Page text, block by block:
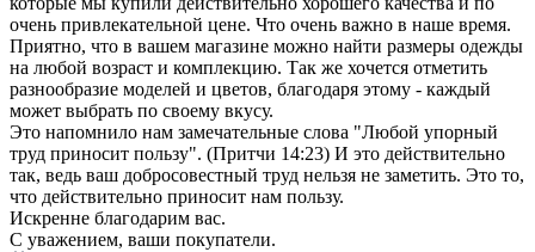
очень привлекательной цене. Что очень важно в наше время.
Приятно, что в вашем магазине можно найти размеры одежды
на любой возраст и комплекцию. Так же хочется отметить
разнообразие моделей и цветов, благодаря этому - каждый
может выбрать по своему вкусу.
Это напомнило нам замечательные слова "Любой упорный
труд приносит пользу". (Притчи 14:23) И это действительно
так, ведь ваш добросовестный труд нельзя не заметить. Это то,
что действительно приносит нам пользу.
Искренне благодарим вас.
С уважением, ваши покупатели.